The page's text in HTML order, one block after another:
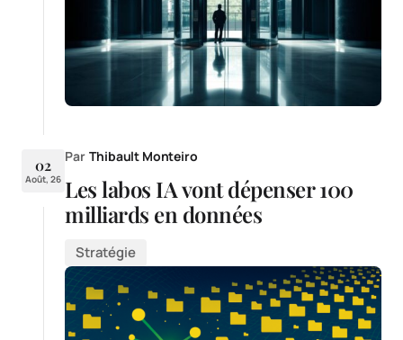
02
Août, 26
Par Thibault Monteiro
Les labos IA vont dépenser 100
milliards en données
Stratégie